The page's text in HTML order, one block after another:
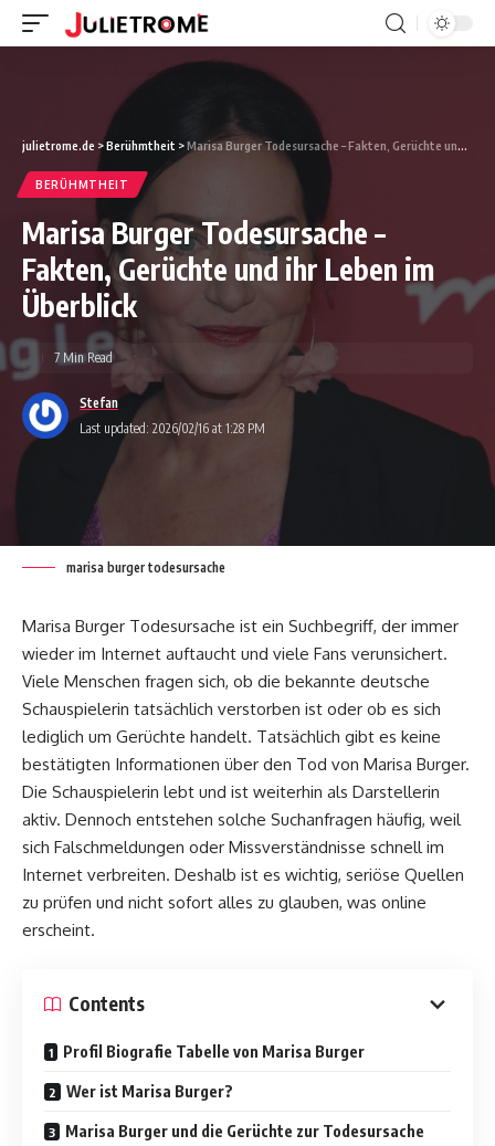
julietrome.de >Berühmtheit >Marisa Burger Todesursache – Fakten, Gerüchte und ihr Leben im Überblick
BERÜHMTHEIT
Marisa Burger Todesursache –
Fakten, Gerüchte und ihr Leben im
Überblick
Last updated: 2026/02/16 at 1:28 PM
Stefan
7 Min Read
marisa burger todesursache
Marisa Burger Todesursache ist ein Suchbegriff, der immer
wieder im Internet auftaucht und viele Fans verunsichert.
Viele Menschen fragen sich, ob die bekannte deutsche
Schauspielerin tatsächlich verstorben ist oder ob es sich
lediglich um Gerüchte handelt. Tatsächlich gibt es keine
bestätigten Informationen über den Tod von Marisa Burger.
Die Schauspielerin lebt und ist weiterhin als Darstellerin
aktiv. Dennoch entstehen solche Suchanfragen häufig, weil
sich Falschmeldungen oder Missverständnisse schnell im
Internet verbreiten. Deshalb ist es wichtig, seriöse Quellen
zu prüfen und nicht sofort alles zu glauben, was online
erscheint.
Contents
Profil Biografie Tabelle von Marisa Burger
Wer ist Marisa Burger?
Marisa Burger und die Gerüchte zur Todesursache